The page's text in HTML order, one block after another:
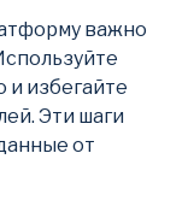
важно
избегайте
Эти шаги
от